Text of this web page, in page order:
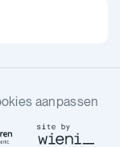
aanpassen